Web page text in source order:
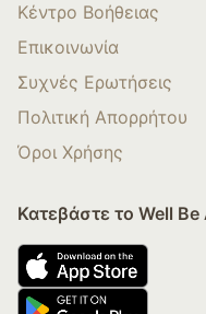
Κέντρο Βοήθειας
Επικοινωνία
Συχνές Ερωτήσεις
Πολιτική Απορρήτου
Όροι Χρήσης
Κατεβάστε το Well Be